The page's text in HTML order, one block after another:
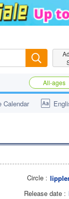
Search
All-ages
Calendar
Circle
Release date